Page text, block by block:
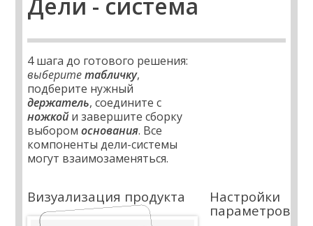
4 шага до готового решения:
выберитетабличку,
подберите нужный
держатель, соедините с
ножкойи завершите сборку
выборомоснования. Все
компоненты дели-системы
могут взаимозаменяться.
Визуализация продукта
Настройки
параметров